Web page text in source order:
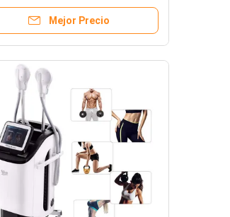
cosmética
Mejor Precio